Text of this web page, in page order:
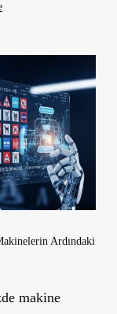
Ardındaki
makine